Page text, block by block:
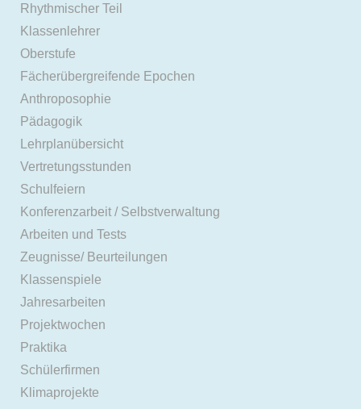
Rhythmischer Teil
Klassenlehrer
Oberstufe
Fächerübergreifende Epochen
Anthroposophie
Pädagogik
Lehrplanübersicht
Vertretungsstunden
Schulfeiern
Konferenzarbeit / Selbstverwaltung
Arbeiten und Tests
Zeugnisse/ Beurteilungen
Klassenspiele
Jahresarbeiten
Projektwochen
Praktika
Schülerfirmen
Klimaprojekte